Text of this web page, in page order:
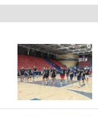
0